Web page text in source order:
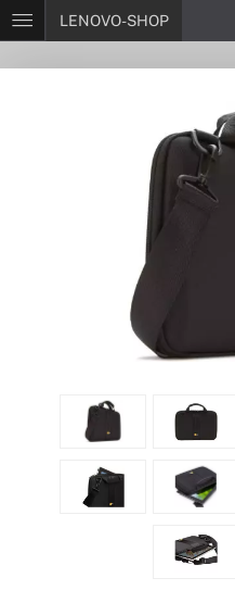
LENOVO-SHOP